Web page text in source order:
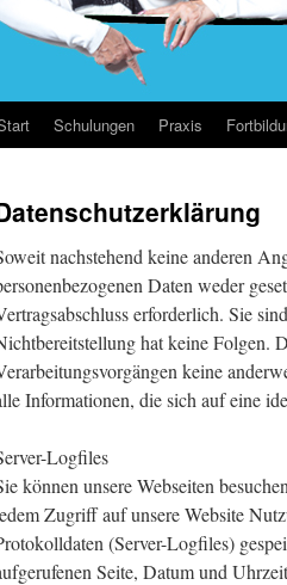
Schulungen Praxis
nachstehend keine anderen
Daten weder
erforderlich. Sie
hat keine Folgen.
keine
Informationen, die sich auf eine
Logfiles
können unsere Webseiten
Zugriff auf unsere Website
(Server-Logfiles)
Seite, Datum und